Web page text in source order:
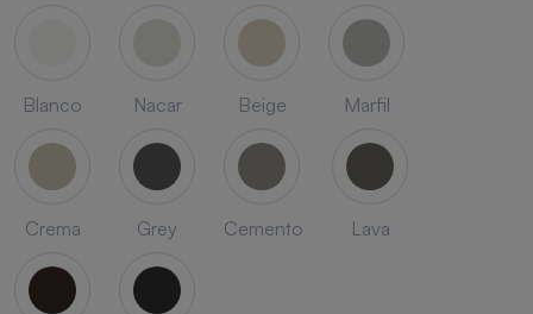
Blanco Nacar Beige Marfil
Crema Grey Cemento Lava